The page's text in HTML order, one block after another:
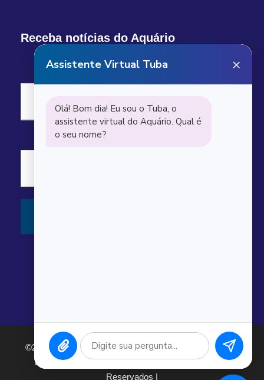
Receba notícias do Aquário
©2026 Argonauta Comércio e Serviços Oceanográficos
Ltda. CNPJ: 00.643.743/0001-80. Todos os direitos
Reservados |